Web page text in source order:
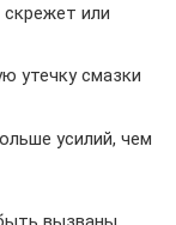
или
утечку смазки
усилий, чем